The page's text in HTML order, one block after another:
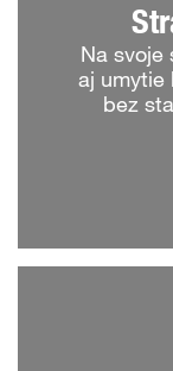
Na svoje
aj umytie
bez